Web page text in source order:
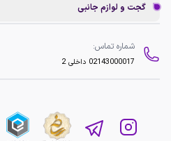
گجت و لوازم جانبی
شماره تماس:
02143000017 داخلی 2